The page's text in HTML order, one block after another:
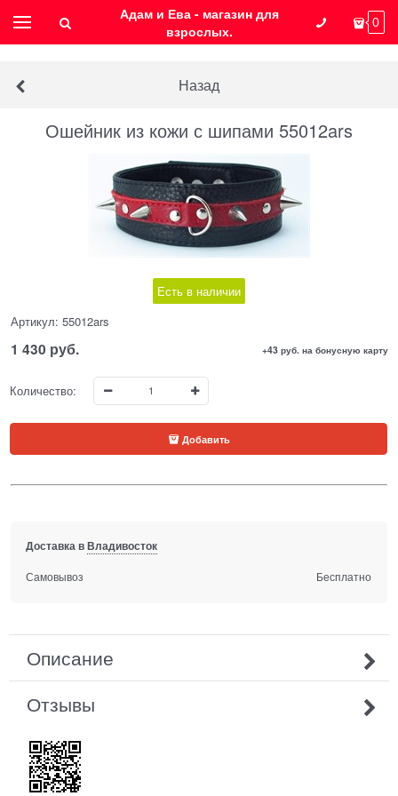
Адам и Ева - магазин для
взрослых.
0
Назад
Ошейник из кожи с шипами 55012ars
Есть в наличии
Артикул: 55012ars
1 430 руб. +43 руб. на бонусную карту
Количество:
Добавить
Доставка вВладивосток
Самовывоз Бесплатно
Описание
Отзывы